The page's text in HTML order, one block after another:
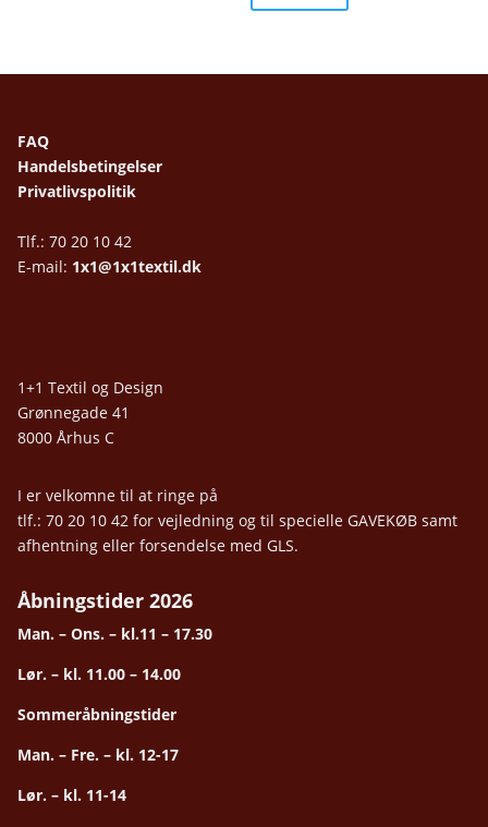
FAQ
Handelsbetingelser
Privatlivspolitik
Tlf.: 70 20 10 42
E-mail: 1x1@1x1textil.dk
1+1 Textil og Design
Grønnegade 41
8000 Århus C
I er velkomne til at ringe på
tlf.: 70 20 10 42 for vejledning og til specielle GAVEKØB samt
afhentning eller forsendelse med GLS.
Åbningstider 2026
Man. – Ons. – kl.11 – 17.30
Lør. – kl. 11.00 – 14.00
Sommeråbningstider
Man. – Fre. – kl. 12-17
Lør. – kl. 11-14